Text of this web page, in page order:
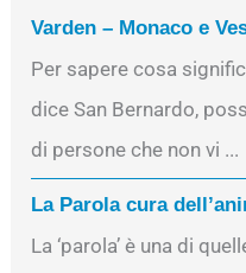
Varden – Monaco e
Per sapere cosa
dice San Bernardo,
di persone che non vi ...
La Parola cura
La ‘parola’ è una di